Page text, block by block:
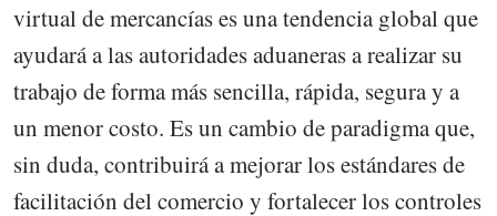
virtual de mercancías es una tendencia global que
ayudará a las autoridades aduaneras a realizar su
trabajo de forma más sencilla, rápida, segura y a
un menor costo. Es un cambio de paradigma que,
sin duda, contribuirá a mejorar los estándares de
facilitación del comercio y fortalecer los controles